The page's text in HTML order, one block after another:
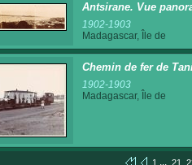
Antsirane. Vue
1902-1903
Madagascar, Île de
Chemin de fer de
1902-1903
Madagascar, Île de
1 ... 21